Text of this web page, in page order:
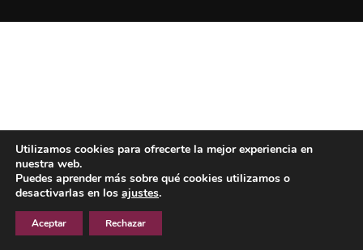
Utilizamos cookies para ofrecerte la mejor experiencia en
nuestra web.
Puedes aprender más sobre qué cookies utilizamos o
desactivarlas en los ajustes.
Aceptar Rechazar